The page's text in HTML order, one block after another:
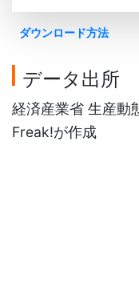
ダウンロード方法
データ出所
経済産業省 生産動
Freak!が作成